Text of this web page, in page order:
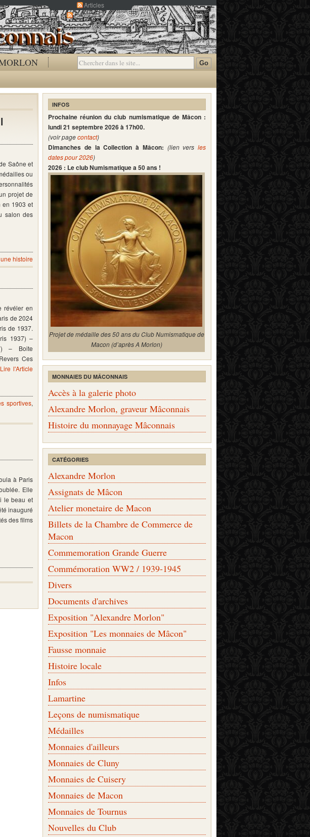
Articles
Commentaires
Saône et
ou
projet de
en 1903 et
salon des
histoire
révéler en
de 2024
de 1937.
1937) –
– Boite
Ces
Lire l'Article
sportives,
à Paris
Elle
le beau et
inauguré
des films
INFOS
Prochaine réunion du club numismatique de Mâcon :
lundi 21 septembre 2026 à 17h00.
(voir pagecontact)
Dimanches de la Collection à Mâcon: (lien vers les
dates pour 2026)
2026 : Le club Numismatique a 50 ans !
Projet de médaille des 50 ans du Club Numismatique de
Macon (d’après A Morlon)
MONNAIES DU MÂCONNAIS
Accès à la galerie photo
Alexandre Morlon, graveur Mâconnais
Histoire du monnayage Mâconnais
CATÉGORIES
Alexandre Morlon
Assignats de Mâcon
Atelier monetaire de Macon
Billets de la Chambre de Commerce de
Macon
Commemoration Grande Guerre
Commémoration WW2 / 1939-1945
Divers
Documents d'archives
Exposition "Alexandre Morlon"
Exposition "Les monnaies de Mâcon"
Fausse monnaie
Histoire locale
Infos
Lamartine
Leçons de numismatique
Médailles
Monnaies d'ailleurs
Monnaies de Cluny
Monnaies de Cuisery
Monnaies de Macon
Monnaies de Tournus
Nouvelles du Club